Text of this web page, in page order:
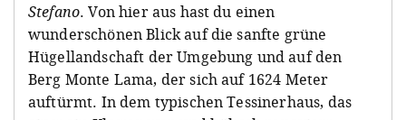
Stefano. Von hier aus hast du einen
wunderschönen Blick auf die sanfte grüne
Hügellandschaft der Umgebung und auf den
Berg Monte Lama, der sich auf 1624 Meter
auftürmt. In dem typischen Tessinerhaus, das